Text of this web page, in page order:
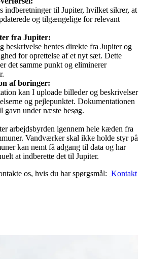
indberetninger til Jupiter, hvilket sikrer, at
og tilgængelige for relevant
fra Jupiter:
beskrivelse hentes direkte fra Jupiter og
for oprettelse af et nyt sæt. Dette
det samme punkt og eliminerer
af boringer:
kan I uploade billeder og beskrivelser
og pejlepunktet. Dokumentationen
gavn under næste besøg.
arbejdsbyrden igennem hele kæden fra
Vandværker skal ikke holde styr på
kan nemt få adgang til data og har
at indberette det til Jupiter.
os, hvis du har spørgsmål: Kontakt